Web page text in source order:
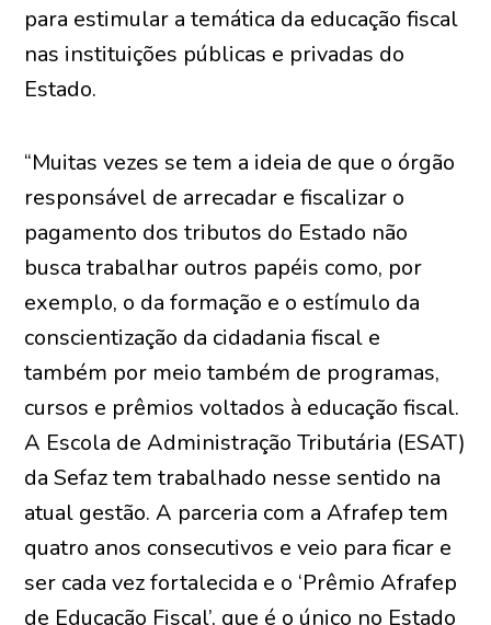
para estimular a temática da educação fiscal
nas instituições públicas e privadas do
Estado.
“Muitas vezes se tem a ideia de que o órgão
responsável de arrecadar e fiscalizar o
pagamento dos tributos do Estado não
busca trabalhar outros papéis como, por
exemplo, o da formação e o estímulo da
conscientização da cidadania fiscal e
também por meio também de programas,
cursos e prêmios voltados à educação fiscal.
A Escola de Administração Tributária (ESAT)
da Sefaz tem trabalhado nesse sentido na
atual gestão. A parceria com a Afrafep tem
quatro anos consecutivos e veio para ficar e
ser cada vez fortalecida e o ‘Prêmio Afrafep
de Educação Fiscal’, que é o único no Estado